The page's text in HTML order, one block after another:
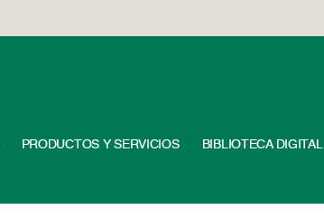
PRODUCTOS Y SERVICIOS BIBLIOTECA DIGITAL